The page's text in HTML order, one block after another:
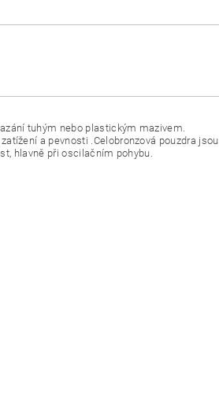
tuhým nebo plastickým mazivem.
a pevnosti .Celobronzová pouzdra jsou
hlavně při oscilačním pohybu.